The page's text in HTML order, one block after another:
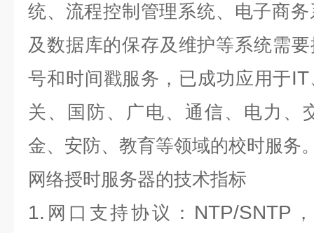
统、流程控制管理系统、电子商
及数据库的保存及维护等系统需
号和时间戳服务，已成功应用于IT
关、国防、广电、通信、电力、
金、安防、教育等领域的校时服务
网络授时服务器的技术指标
1. 网口支持协议： NTP/SNTP